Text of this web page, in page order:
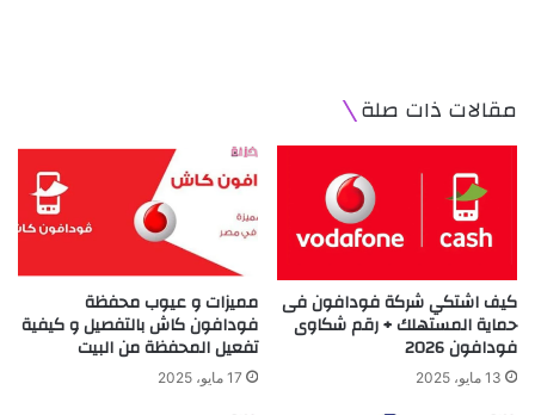
مقالات ذات صلة
كيف اشتكي شركة فودافون فى
حماية المستهلك + رقم شكاوى
فودافون 2026
13 مايو، 2025
مميزات و عيوب محفظة
فودافون كاش بالتفصيل و كيفية
تفعيل المحفظة من البيت
17 مايو، 2025